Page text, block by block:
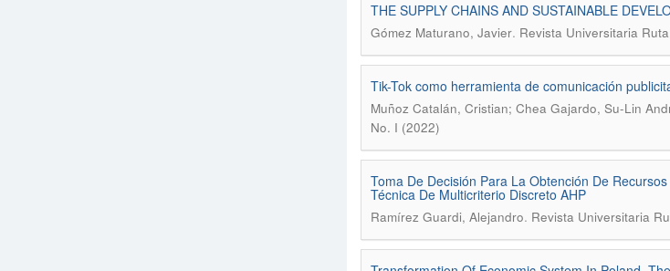
THE SUPPLY CHAINS AND SUSTAINABLE
Gómez Maturano, Javier. Revista Universitaria
Tik-Tok como herramienta de comunicación
Muñoz Catalán, Cristian; Chea Gajardo, Su-Lin
No. I (2022)
Toma De Decisión Para La Obtención De
Técnica De Multicriterio Discreto AHP
Ramírez Guardi, Alejandro. Revista Universitaria